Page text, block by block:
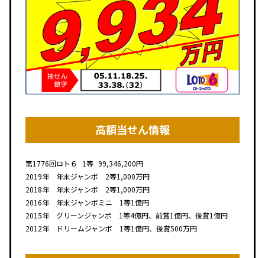
高額当せん情報
第1776回ロト６ 1等 99,346,200円
2019年 年末ジャンボ 2等1,000万円
2018年 年末ジャンボ 2等1,000万円
2016年 年末ジャンボミニ 1等1億円
2015年 グリーンジャンボ 1等4億円、前賞1億円、後賞1億円
2012年 ドリームジャンボ 1等1億円、後賞500万円